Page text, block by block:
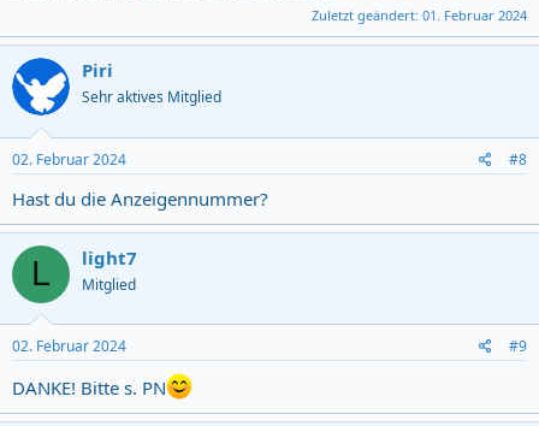
Zuletzt geändert: 01. Februar 2024
Piri
Sehr aktives Mitglied
02. Februar 2024 #8
Hast du die Anzeigennummer?
L light7
Mitglied
02. Februar 2024 #9
DANKE! Bitte s. PN